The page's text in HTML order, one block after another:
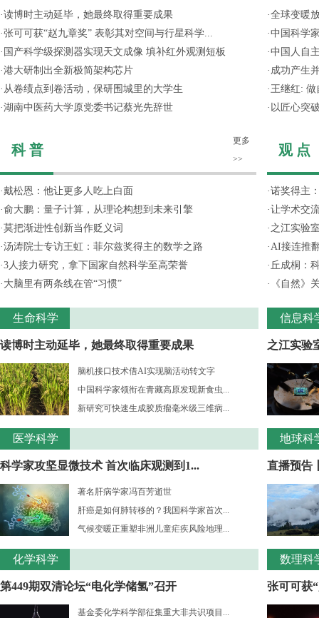
·读博时主动延毕，她最终取得重要成果
·张可可获“赵九章奖” 表彰其对空间与行星科学...
· 国产科学级探测器实现天文成像 填补红外观测短板
·港大研制出全新极简架构芯片
· 从卷绩点到卷活动，保研围城里的大学生
·湖南中医药大学原党委书记蔡光先辞世
科 普
更多
>>
·戴松恩：他让更多人吃上白面
·俞大鹏：量子计算，从理论构想到未来引擎
·莫把渐进性创新当作贬义词
·汤涛院士专访王虹：菲尔兹奖得主的数学之路
·3人接力研究，拿下国家自然科学至高荣誉
· 大脑里有两条线在管“习惯”
生命科学
读博时主动延毕，她最终取得重要成果
脑机接口技术借AI实现脑活动转文字
中国科学家领衔在青藏高原发现新食虫...
新研究可快速生成胶质瘤毫米级三维病...
医学科学
科学家攻坚显微技术 首次临床观测到1...
著名肝病学家冯百芳逝世
肝癌是如何肺转移的？我国科学家首次...
气候变暖正重塑非洲儿童疟疾风险地理...
化学科学
第449期双清论坛“电化学储氢”召开
基金委化学科学部征集重大非共识项目...
·全球变暖
·中国科学
·中国人自
· 成功产生
· 王继红: 做
· 以匠心突
观 点
·诺奖得主
·让学术交
· 之江实验
·AI接连推
· 丘成桐：
·
《自然》
信息科
之江实验
地球科
直播预告
数理科
张可可获